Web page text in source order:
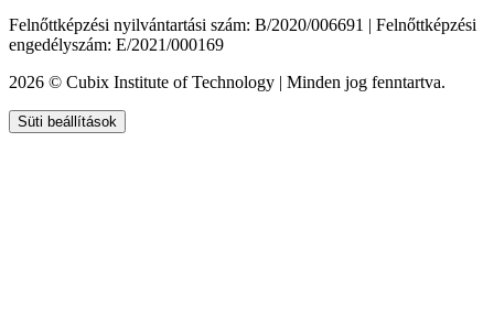
Felnőttképzési nyilvántartási szám: B/2020/006691 | Felnőttképzési
engedélyszám: E/2021/000169
2026 © Cubix Institute of Technology | Minden jog fenntartva.
Süti beállítások